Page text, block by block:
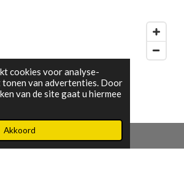
cookies voor analyse-
van advertenties. Door
van de site gaat u hiermee
Akkoord